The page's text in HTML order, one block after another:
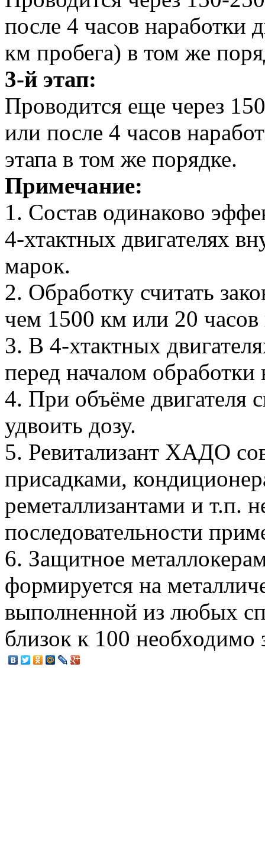
после 4 часов наработки
км пробега) в том же
3-й этап:
Проводится еще через
или после 4 часов
этапа в том же порядке.
Примечание:
1. Состав одинаково
4-хтактных двигателях
марок.
2. Обработку считать
чем 1500 км или 20 часов
3. В 4-хтактных
перед началом обработки
4. При объёме двигателя
удвоить дозу.
5. Ревитализант ХАДО
присадками,
реметаллизантами и т.п.
последовательности
6. Защитное
формируется на
выполненной из любых
близок к 100 необходимо